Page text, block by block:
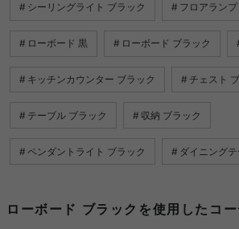
シーリングライト ブラック フロアラン
ローボード 黒 ローボード ブラック
キッチンカウンター ブラック チェスト
テーブル ブラック 収納 ブラック
ペンダントライト ブラック ダイニング
ローボード ブラックを使用したコ